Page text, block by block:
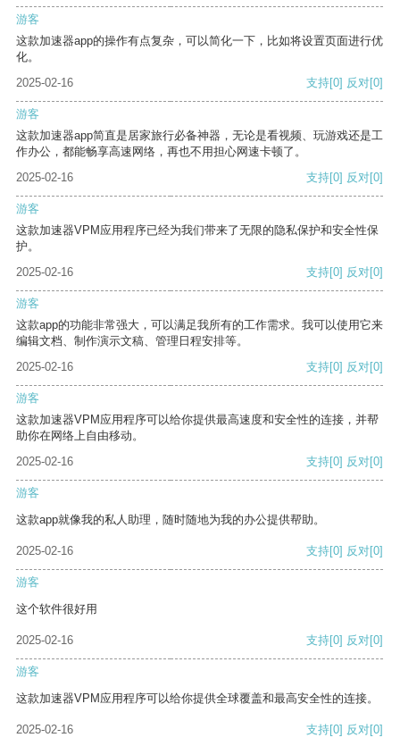
游客
这款加速器app的操作有点复杂，可以简化一下，比如将设置页面进行优
化。
2025-02-16
支持[0] 反对[0]
游客
这款加速器app简直是居家旅行必备神器，无论是看视频、玩游戏还是工
作办公，都能畅享高速网络，再也不用担心网速卡顿了。
2025-02-16
支持[0] 反对[0]
游客
这款加速器VPM应用程序已经为我们带来了无限的隐私保护和安全性保
护。
2025-02-16
支持[0] 反对[0]
游客
这款app的功能非常强大，可以满足我所有的工作需求。我可以使用它来
编辑文档、制作演示文稿、管理日程安排等。
2025-02-16
支持[0] 反对[0]
游客
这款加速器VPM应用程序可以给你提供最高速度和安全性的连接，并帮
助你在网络上自由移动。
2025-02-16
支持[0] 反对[0]
游客
这款app就像我的私人助理，随时随地为我的办公提供帮助。
2025-02-16 支持[0] 反对[0]
游客
这个软件很好用
2025-02-16 支持[0] 反对[0]
游客
这款加速器VPM应用程序可以给你提供全球覆盖和最高安全性的连接。
2025-02-16 支持[0] 反对[0]